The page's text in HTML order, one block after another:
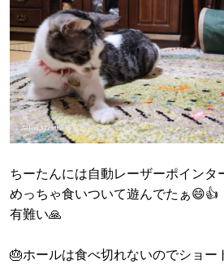
ちーたんには自動レーザーポインタ
めっちゃ食いついて遊んでたぁ😄👍
有難い🙏
🎂ホールは食べ切れないのでショー